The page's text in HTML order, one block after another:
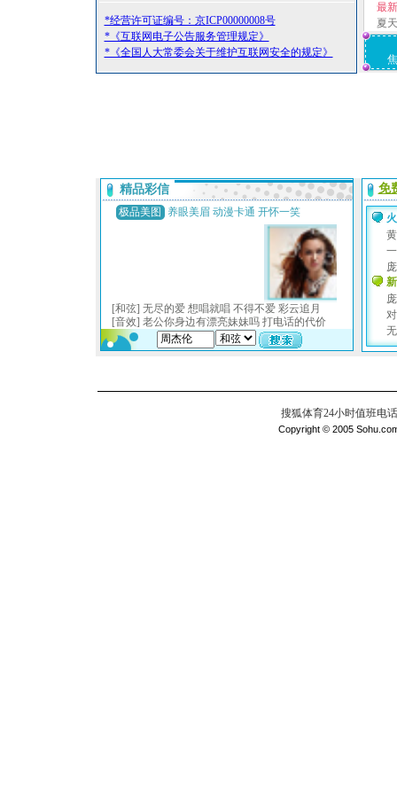
*经营许可证编号：京ICP00000008号
*《互联网电子公告服务管理规定》
*《全国人大常委会关于维护互联网安全的规定》
最
夏
搜狐体育24小时值班电
Copyright © 2005